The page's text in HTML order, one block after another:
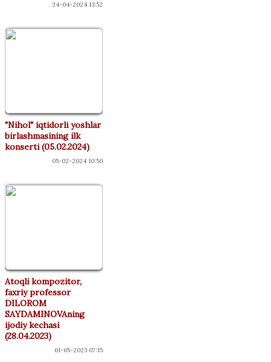
24-04-2024 13:52
"Nihol" iqtidorli yoshlar
birlashmasining ilk
konserti (05.02.2024)
05-02-2024 10:50
Atoqli kompozitor,
faxriy professor
DILOROM
SAYDAMINOVAning
ijodiy kechasi
(28.04.2023)
01-05-2023 07:15